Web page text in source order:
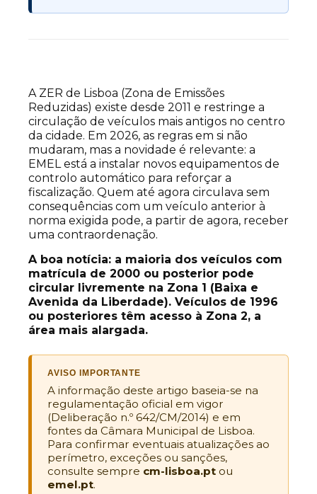
A ZER de Lisboa (Zona de Emissões
Reduzidas) existe desde 2011 e restringe a
circulação de veículos mais antigos no centro
da cidade. Em 2026, as regras em si não
mudaram, mas a novidade é relevante: a
EMEL está a instalar novos equipamentos de
controlo automático para reforçar a
fiscalização. Quem até agora circulava sem
consequências com um veículo anterior à
norma exigida pode, a partir de agora, receber
uma contraordenação.
A boa notícia: a maioria dos veículos com
matrícula de 2000 ou posterior pode
circular livremente na Zona 1 (Baixa e
Avenida da Liberdade). Veículos de 1996
ou posteriores têm acesso à Zona 2, a
área mais alargada.
AVISO IMPORTANTE
A informação deste artigo baseia-se na
regulamentação oficial em vigor
(Deliberação n.º 642/CM/2014) e em
fontes da Câmara Municipal de Lisboa.
Para confirmar eventuais atualizações ao
perímetro, exceções ou sanções,
consulte sempre cm-lisboa.pt ou
emel.pt.